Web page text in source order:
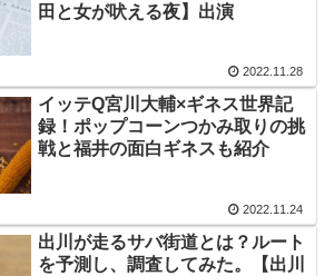
田と女が吠える夜】出演
2022.11.28
イッテQ宮川大輔×ギネス世界記
録！ポップコーンつかみ取りの挑
戦と福井の面白ギネスも紹介
2022.11.24
出川が走るサバ街道とは？ルート
を予測し、調査してみた。【出川